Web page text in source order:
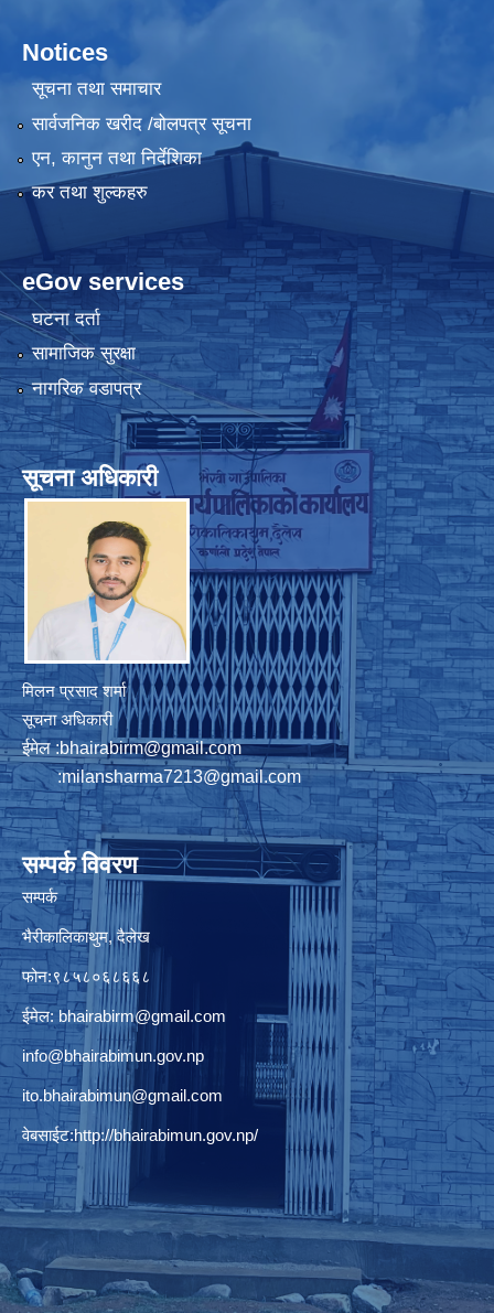
Notices
सूचना तथा समाचार
सार्वजनिक खरीद /बोलपत्र सूचना
एन, कानुन तथा निर्देशिका
कर तथा शुल्कहरु
eGov services
घटना दर्ता
सामाजिक सुरक्षा
नागरिक वडापत्र
सूचना अधिकारी
मिलन प्रसाद शर्मा
सूचना अधिकारी
ईमेल :bhairabirm@gmail.com
:milansharma7213@gmail.com
सम्पर्क विवरण
सम्पर्क
भैरीकालिकाथुम, दैलेख
फोन:९८५८०६८६६८
ईमेल: bhairabirm@gmail.com
info@bhairabimun.gov.np
ito.bhairabimun@gmail.com
वेबसाईट:http://bhairabimun.gov.np/